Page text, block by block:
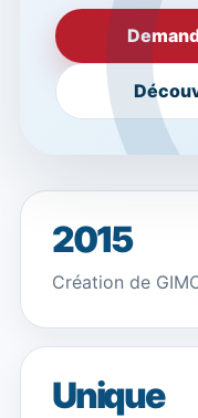
2015
Création de
Unique